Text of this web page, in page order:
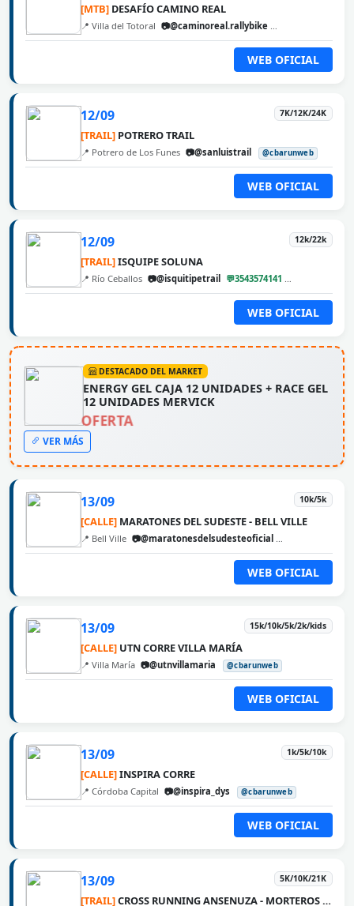
[MTB] DESAFÍO CAMINO REAL
📍 Villa del Totoral 📷@caminoreal.rallybike
WEB OFICIAL
12/09 7K/12K/24K
[TRAIL] POTRERO TRAIL
📍 Potrero de Los Funes 📷@sanluistrail @cbarunweb
WEB OFICIAL
12/09 12k/22k
[TRAIL]ISQUIPE SOLUNA
📍 Río Ceballos 📷@isquitipetrail 💬3543574141
WEB OFICIAL
DESTACADO DEL MARKET
ENERGY GEL CAJA 12 UNIDADES + RACE GEL
12 UNIDADES MERVICK
OFERTA
VER MÁS
13/09 10k/5k
[CALLE] MARATONES DEL SUDESTE - BELL VILLE
📍 Bell Ville 📷@maratonesdelsudesteoficial
WEB OFICIAL
13/09 15k/10k/5k/2k/kids
[CALLE] UTN CORRE VILLA MARÍA
📍 Villa María 📷@utnvillamaria @cbarunweb
WEB OFICIAL
13/09 1k/5k/10k
[CALLE]INSPIRA CORRE
📍 Córdoba Capital 📷@inspira_dys @cbarunweb
WEB OFICIAL
13/09 5K/10K/21K
[TRAIL]CROSS RUNNING ANSENUZA - MORTEROS 2026